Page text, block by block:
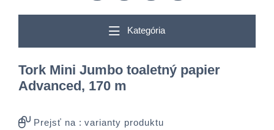
Kategória
Tork Mini Jumbo toaletný papier
Advanced, 170 m
Prejsť na : varianty produktu